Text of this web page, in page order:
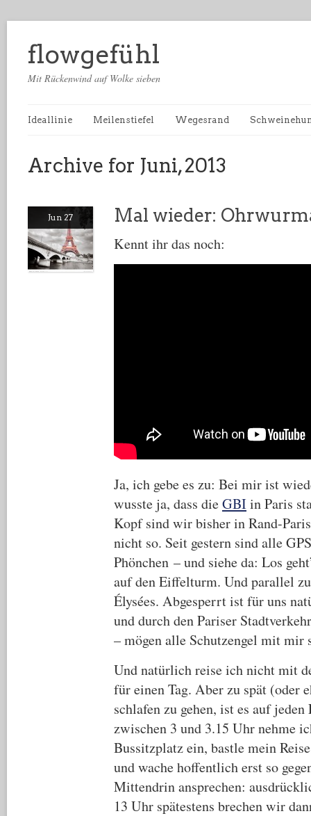
flowgefühl
Mit Rückenwind auf Wolke sieben
Ideallinie Meilenstiefel Wegesrand
Archive for Juni, 2013
Jun 27 Mal wieder:
Kennt ihr das noch:
Ja, ich gebe es zu: Bei mir ist
wusste ja, dass dieGBIin Paris
Kopf sind wir bisher in Rand-
nicht so. Seit gestern sind alle
Phönchen – und siehe da: Los
auf den Eiffelturm. Und parallel
Élysées. Abgesperrt ist für uns
und durch den Pariser
– mögen alle Schutzengel mit mir
Und natürlich reise ich nicht mit
für einen Tag. Aber zu spät (oder
schlafen zu gehen, ist es auf
zwischen 3 und 3.15 Uhr nehme
Bussitzplatz ein, bastle mein
und wache hoffentlich erst so
Mittendrin ansprechen:
13 Uhr spätestens brechen wir